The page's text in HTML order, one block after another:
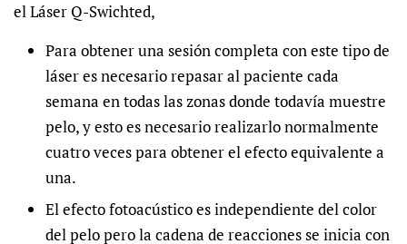
el Láser Q-Swichted,
Para obtener una sesión completa con este tipo de
láser es necesario repasar al paciente cada
semana en todas las zonas donde todavía muestre
pelo, y esto es necesario realizarlo normalmente
cuatro veces para obtener el efecto equivalente a
una.
El efecto fotoacústico es independiente del color
del pelo pero la cadena de reacciones se inicia con